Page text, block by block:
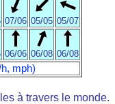
07/06 05/05 05/07
06/06 06/08 06/08
mph)
à travers le monde.